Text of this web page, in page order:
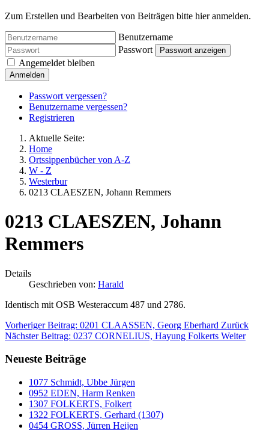
Zum Erstellen und Bearbeiten von Beiträgen bitte hier anmelden.
Benutzername
Passwort
Passwort anzeigen
Angemeldet bleiben
Anmelden
Passwort vergessen?
Benutzername vergessen?
Registrieren
Aktuelle Seite:
Home
Ortssippenbücher von A-Z
W - Z
Westerbur
0213 CLAESZEN, Johann Remmers
0213 CLAESZEN, Johann
Remmers
Details
Geschrieben von: Harald
Identisch mit OSB Westeraccum 487 und 2786.
Vorheriger Beitrag: 0201 CLAASSEN, Georg Eberhard Zurück
Nächster Beitrag: 0237 CORNELIUS, Hayung Folkerts Weiter
Neueste Beiträge
1077 Schmidt, Ubbe Jürgen
0952 EDEN, Harm Renken
1307 FOLKERTS, Folkert
1322 FOLKERTS, Gerhard (1307)
0454 GROSS, Jürren Heijen